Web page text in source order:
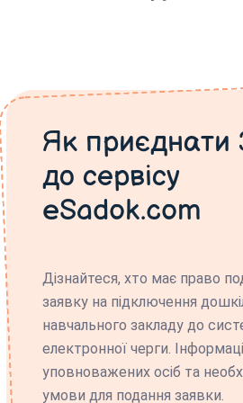
Як
до сервісу
eSadok.com
Дізнайтеся, хто має право
заявку на підключення
навчального закладу до
електронної черги.
уповноважених осіб та
умови для подання заявки.